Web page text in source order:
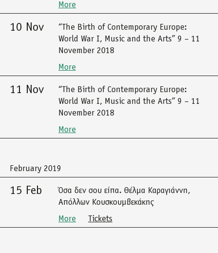
More
10 Nov
“The Birth of Contemporary Europe:
World War I, Music and the Arts” 9 – 11
November 2018
More
11 Nov
“The Birth of Contemporary Europe:
World War I, Music and the Arts” 9 – 11
November 2018
More
February 2019
15 Feb
Όσα δεν σου είπα. Θέλμα Καραγιάννη,
Απόλλων Κουσκουμβεκάκης
More
Tickets